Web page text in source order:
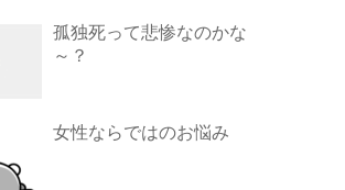
孤独死って悲惨なのかな
～？
女性ならではのお悩み